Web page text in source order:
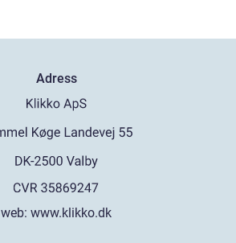
Adress
web: www.klikko.dk